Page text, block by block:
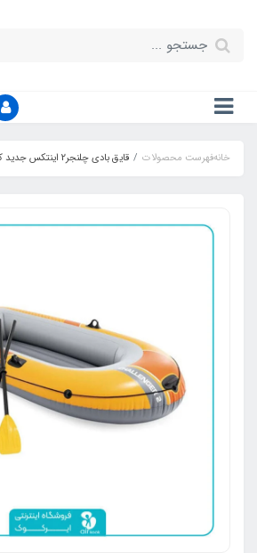
خانهفهرست محصولات قایق بادی چلنجر2 اینتکس جدید کد66312